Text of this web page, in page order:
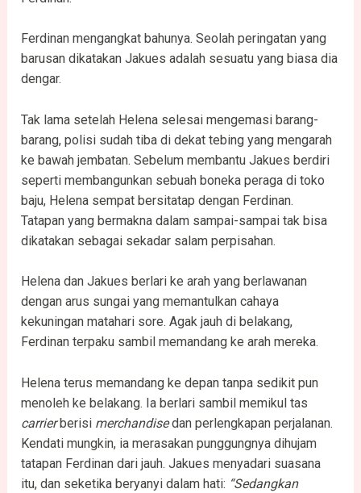
Ferdinan mengangkat bahunya. Seolah peringatan yang
barusan dikatakan Jakues adalah sesuatu yang biasa dia
dengar.
Tak lama setelah Helena selesai mengemasi barang-
barang, polisi sudah tiba di dekat tebing yang mengarah
ke bawah jembatan. Sebelum membantu Jakues berdiri
seperti membangunkan sebuah boneka peraga di toko
baju, Helena sempat bersitatap dengan Ferdinan.
Tatapan yang bermakna dalam sampai-sampai tak bisa
dikatakan sebagai sekadar salam perpisahan.
Helena dan Jakues berlari ke arah yang berlawanan
dengan arus sungai yang memantulkan cahaya
kekuningan matahari sore. Agak jauh di belakang,
Ferdinan terpaku sambil memandang ke arah mereka.
Helena terus memandang ke depan tanpa sedikit pun
menoleh ke belakang. Ia berlari sambil memikul tas
carrierberisi merchandisedan perlengkapan perjalanan.
Kendati mungkin, ia merasakan punggungnya dihujam
tatapan Ferdinan dari jauh. Jakues menyadari suasana
itu, dan seketika beryanyi dalam hati: “Sedangkan